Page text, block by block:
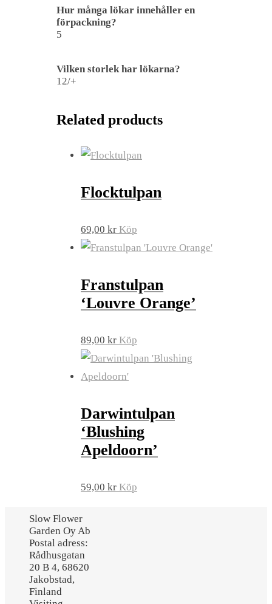
Hur många lökar innehåller en
förpackning?
5
Vilken storlek har lökarna?
12/+
Related products
Flocktulpan
69,00 kr Köp
Franstulpan
‘Louvre Orange’
89,00 kr Köp
Darwintulpan
‘Blushing
Apeldoorn’
59,00 kr Köp
Slow Flower
Garden Oy Ab
Postal adress:
Rådhusgatan
20 B 4, 68620
Jakobstad,
Finland